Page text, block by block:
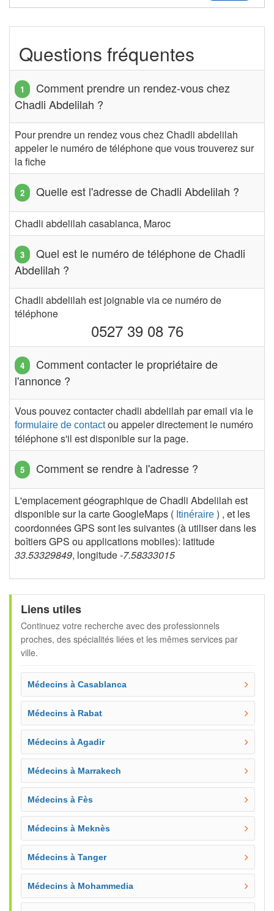
Questions fréquentes
Comment prendre un rendez-vous chez
Chadli Abdelilah ?
Pour prendre un rendez vous chez Chadli abdelilah
appeler le numéro de téléphone que vous trouverez sur
la fiche
Quelle est l'adresse de Chadli Abdelilah ?
Chadli abdelilah casablanca, Maroc
Quel est le numéro de téléphone de Chadli
Abdelilah ?
Chadli abdelilah est joignable via ce numéro de
téléphone
0527 39 08 76
Comment contacter le propriétaire de
l'annonce ?
Vous pouvez contacter chadli abdelilah par email via le
formulaire de contactou appeler directement le numéro
téléphone s'il est disponible sur la page.
Comment se rendre à l'adresse ?
L'emplacement géographique de Chadli Abdelilah est
disponible sur la carte GoogleMaps ( Itinéraire ) , et les
coordonnées GPS sont les suivantes (à utiliser dans les
boîtiers GPS ou applications mobiles): latitude
33.53329849, longitude-7.58333015
Liens utiles
Continuez votre recherche avec des professionnels
proches, des spécialités liées et les mêmes services par
ville.
Médecins à Casablanca
Médecins à Rabat
Médecins à Agadir
Médecins à Marrakech
Médecins à Fès
Médecins à Meknès
Médecins à Tanger
Médecins à Mohammedia